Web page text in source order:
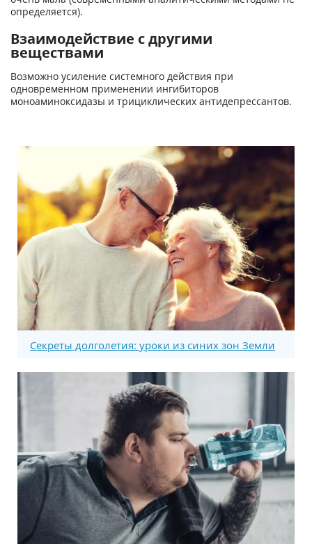
определяется).
Взаимодействие с другими
веществами
Возможно усиление системного действия при
одновременном применении ингибиторов
моноаминоксидазы и трициклических антидепрессантов.
Секреты долголетия: уроки из синих зон Земли